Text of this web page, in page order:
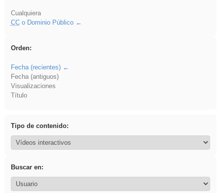
Cualquiera
CCo Dominio Público
Orden:
Fecha (recientes)
Fecha (antiguos)
Visualizaciones
Título
Tipo de contenido:
Buscar en: